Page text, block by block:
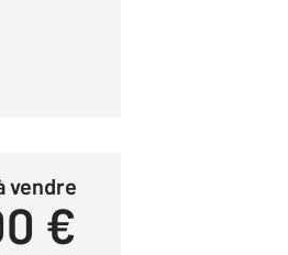
vendre
€